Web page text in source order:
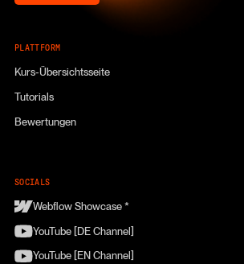
PLATTFORM
Kurs-Übersichtsseite
Tutorials
Bewertungen
SOCIALS
Webflow Showcase *
YouTube [DE Channel]
YouTube [EN Channel]